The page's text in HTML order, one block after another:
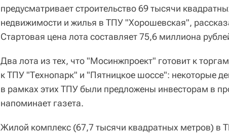
предусматривает строительство 69 тысячи
недвижимости и жилья в ТПУ "Хорошевская",
Стартовая цена лота составляет 75,6 миллиона
Два лота из тех, что "Мосинжпроект" готовит к
к ТПУ "Технопарк" и "Пятницкое шоссе": некоторые
в рамках этих ТПУ были предложены инвесторам в
напоминает газета.
Жилой комплекс (67,7 тысячи квадратных метров) в